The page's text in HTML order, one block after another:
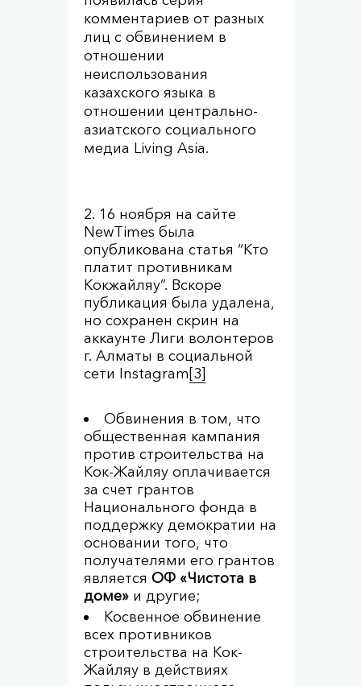
комментариев от разных
лиц с обвинением в
отношении
неиспользования
казахского языка в
отношении центрально-
азиатского социального
медиа Living Asia.
16 ноября на сайте
NewTimes была
опубликована статья “Кто
платит противникам
Кокжайляу”. Вскоре
публикация была удалена,
но сохранен скрин на
аккаунте Лиги волонтеров
г. Алматы в социальной
сети Instagram[3]
Обвинения в том, что
общественная кампания
против строительства на
Кок-Жайляу оплачивается
за счет грантов
Национального фонда в
поддержку демократии на
основании того, что
получателями его грантов
является ОФ «Чистота в
доме» и другие;
Косвенное обвинение
всех противников
строительства на Кок-
Жайляу в действиях